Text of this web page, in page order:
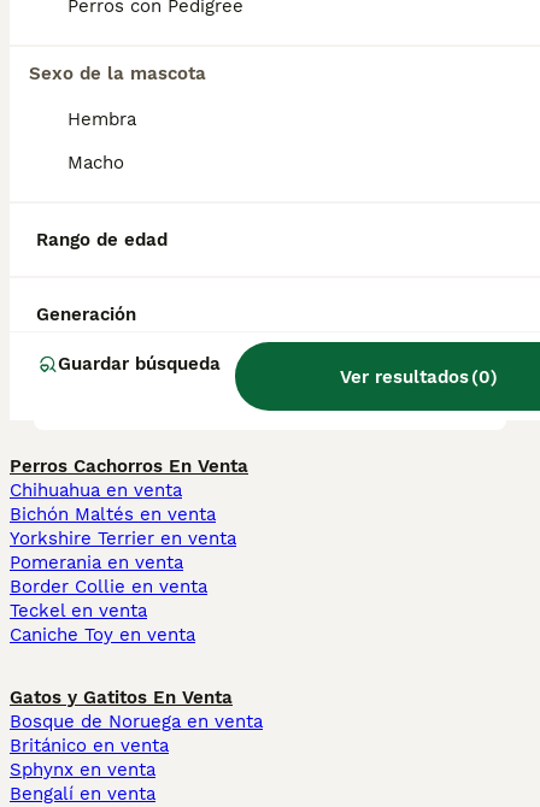
Perros con Pedigree
Sexo de la mascota
Hembra
Macho
Rango de edad
Generación
Guardar búsqueda
Ver resultados(0)
perro, pero hay que tomarse su tiempo».
¿Perro Braco es agresivo?
¿Cuántos tipos de bracos
¿Perro braco es agresivo?
Perros Cachorros En Venta
Chihuahua en venta
Bichón Maltés en venta
Yorkshire Terrier en venta
Pomerania en venta
Border Collie en venta
Teckel en venta
Caniche Toy en venta
Gatos y Gatitos En Venta
Bosque de Noruega en venta
Británico en venta
Sphynx en venta
Bengalí en venta